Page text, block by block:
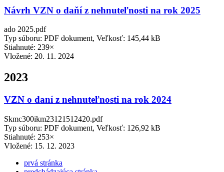
Návrh VZN o daňí z nehnuteľnosti na rok 2025
ado 2025.pdf
Typ súboru: PDF dokument, Veľkosť: 145,44 kB
Stiahnuté: 239×
Vložené: 20. 11. 2024
2023
VZN o daní z nehnuteľnosti na rok 2024
Skmc300ikm23121512420.pdf
Typ súboru: PDF dokument, Veľkosť: 126,92 kB
Stiahnuté: 253×
Vložené: 15. 12. 2023
prvá stránka